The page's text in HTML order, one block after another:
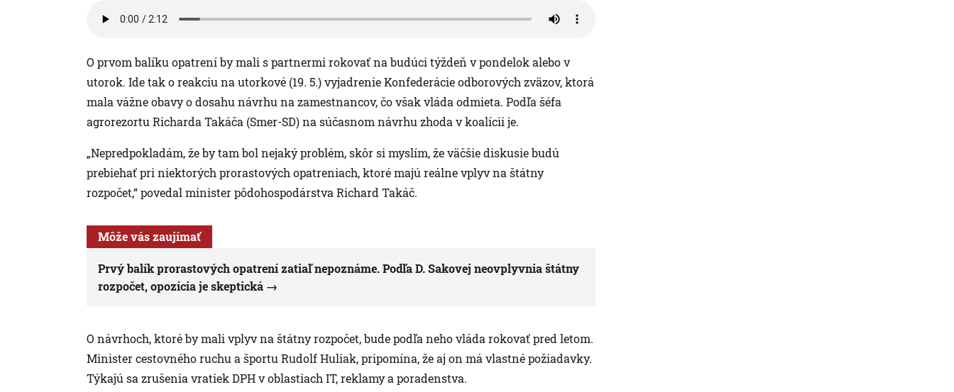
O prvom balíku opatrení by mali s partnermi rokovať na budúci týždeň v pondelok alebo v
utorok. Ide tak o reakciu na utorkové (19. 5.) vyjadrenie Konfederácie odborových zväzov, ktorá
mala vážne obavy o dosahu návrhu na zamestnancov, čo však vláda odmieta. Podľa šéfa
agrorezortu Richarda Takáča (Smer-SD) na súčasnom návrhu zhoda v koalícii je.
„Nepredpokladám, že by tam bol nejaký problém, skôr si myslím, že väčšie diskusie budú
prebiehať pri niektorých prorastových opatreniach, ktoré majú reálne vplyv na štátny
rozpočet,“ povedal minister pôdohospodárstva Richard Takáč.
Môže vás zaujímať
Prvý balík prorastových opatrení zatiaľ nepoznáme. Podľa D. Sakovej neovplyvnia štátny
rozpočet, opozícia je skeptická
O návrhoch, ktoré by mali vplyv na štátny rozpočet, bude podľa neho vláda rokovať pred letom.
Minister cestovného ruchu a športu Rudolf Huliak, pripomína, že aj on má vlastné požiadavky.
Týkajú sa zrušenia vratiek DPH v oblastiach IT, reklamy a poradenstva.